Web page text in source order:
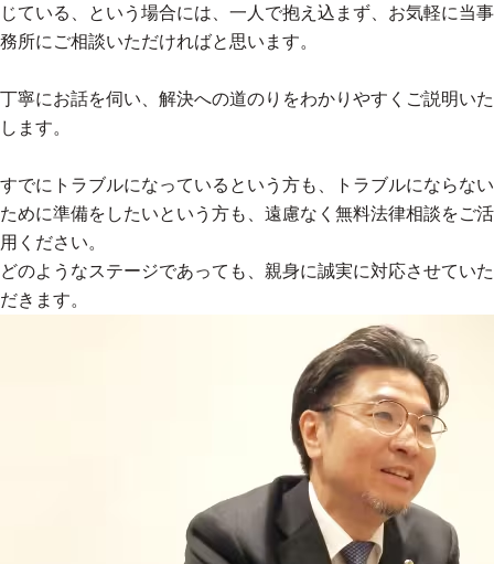
じている、という場合には、一人で抱え込まず、お気軽に当事
務所にご相談いただければと思います。
丁寧にお話を伺い、解決への道のりをわかりやすくご説明いた
します。
すでにトラブルになっているという方も、トラブルにならない
ために準備をしたいという方も、遠慮なく無料法律相談をご活
用ください。
どのようなステージであっても、親身に誠実に対応させていた
だきます。